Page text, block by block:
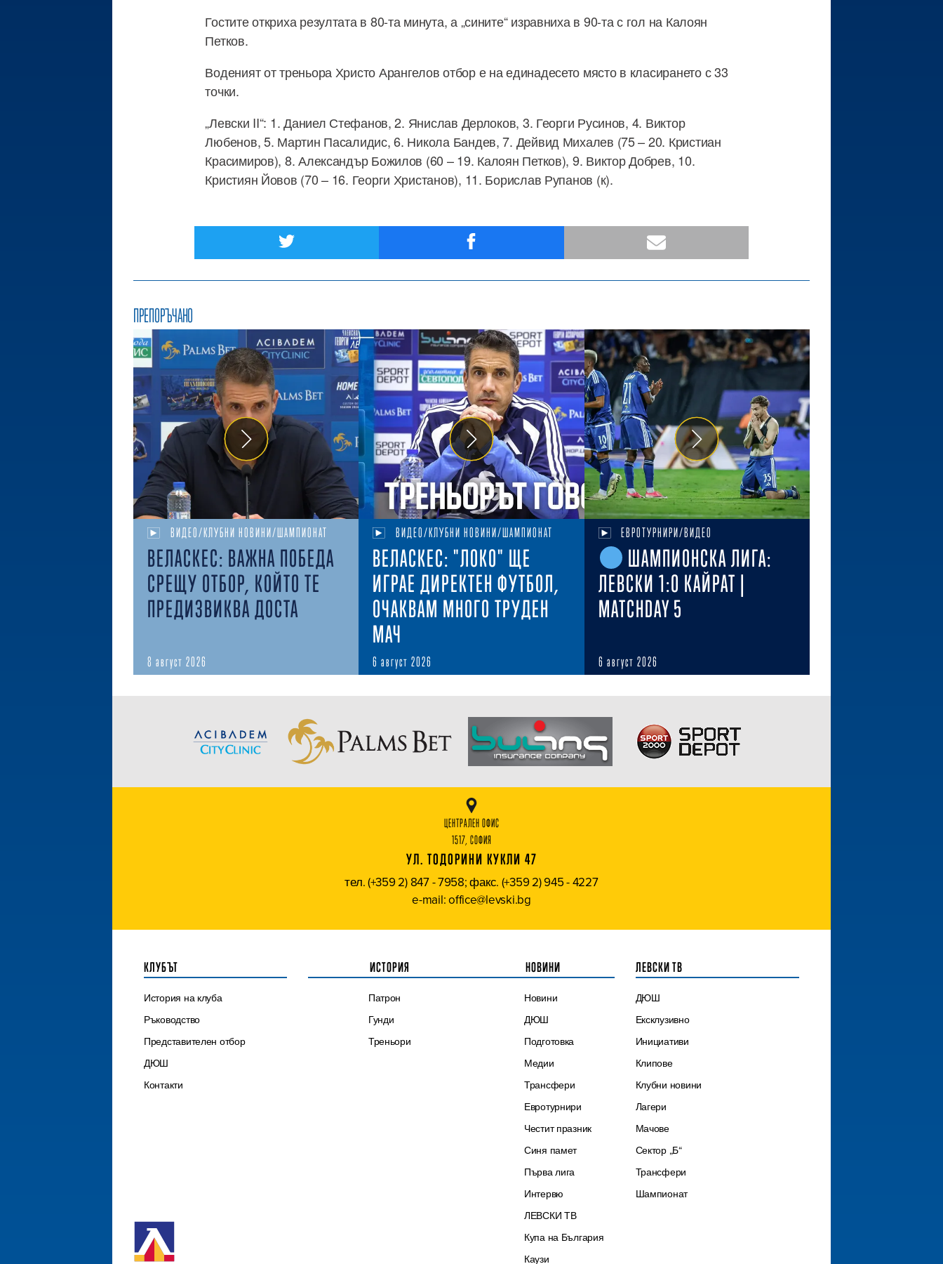
Гостите откриха резултата в 80-та минута, а „сините“ изравниха в 90-та с гол на Калоян
Петков.
Воденият от треньора Христо Арангелов отбор е на единадесето място в класирането с 33
точки.
„Левски II“: 1. Даниел Стефанов, 2. Янислав Дерлоков, 3. Георги Русинов, 4. Виктор
Любенов, 5. Мартин Пасалидис, 6. Никола Бандев, 7. Дейвид Михалев (75 – 20. Кристиан
Красимиров), 8. Александър Божилов (60 – 19. Калоян Петков), 9. Виктор Добрев, 10.
Кристиян Йовов (70 – 16. Георги Христанов), 11. Борислав Рупанов (к).
ПРЕПОРЪЧАНО
ВИДЕО/КЛУБНИ НОВИНИ/ШАМПИОНАТ
ВЕЛАСКЕС: ВАЖНА ПОБЕДА
СРЕЩУ ОТБОР, КОЙТО ТЕ
ПРЕДИЗВИКВА ДОСТА
8 август 2026
ВИДЕО/КЛУБНИ НОВИНИ/ШАМПИОНАТ
ВЕЛАСКЕС: "ЛОКО" ЩЕ
ИГРАЕ ДИРЕКТЕН ФУТБОЛ,
ОЧАКВАМ МНОГО ТРУДЕН
МАЧ
6 август 2026
ЕВРОТУРНИРИ/ВИДЕО
ШАМПИОНСКА ЛИГА:
ЛЕВСКИ 1:0 КАЙРАТ |
MATCHDAY 5
6 август 2026
ЦЕНТРАЛЕН ОФИС
1517, СОФИЯ
УЛ. ТОДОРИНИ КУКЛИ 47
тел. (+359 2) 847 - 7958; факс. (+359 2) 945 - 4227
e-mail: office@levski.bg
КЛУБЪТ
История на клуба
Ръководство
Представителен отбор
ДЮШ
Контакти
ИСТОРИЯ
Патрон
Гунди
Треньори
НОВИНИ
Новини
ДЮШ
Подготовка
Медии
Трансфери
Евротурнири
Честит празник
Синя памет
Първа лига
Интервю
ЛЕВСКИ ТВ
Купа на България
Каузи
ЛЕВСКИ ТВ
ДЮШ
Ексклузивно
Инициативи
Клипове
Клубни новини
Лагери
Мачове
Сектор „Б“
Трансфери
Шампионат